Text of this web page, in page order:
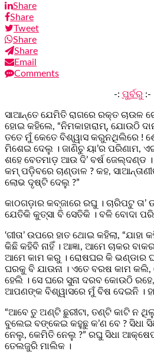
Share
Share
Tweet
Share
Share
Email
Comments
-: ପୁର୍ବରୁ:-
ସାଆନ୍ତେ ଯେମିତି ରାଗରେ ରକ୍ତ ଚାଉଳ
ହୋଇ କହିଲେ, “ନିମକାହାରାମ୍, ଯୋଉଠି
ତତେ ମୁଁ କେତେ ବିଶ୍ୱାସ କରୁନଥିଲିରେ !
ମିଶେଇ ଦେଲୁ । ଜାଣିଚୁ ୟା’ର ପରିଣାମ,
ଶହେ ବେତମାଡ଼ ଆଉ ଦି’ ବର୍ଷ ଜେଲ୍‌ଦଣ୍ଡ ।
କମ୍ ପଡ଼ିବରେ ଚାଣ୍ଡାଳ ? କହ,
ଲୋଭ ଦୃଷ୍ଟି ଦେଲୁ ?”
କାଠଗଡ଼ାର କବ୍ଜାରେ ରଘୁ । ଚାରିପଟୁ
ଯେତିକି କୁତ୍ସା ବି ସେତିକି । ବଳି ବୋଦା ପରି
‘ଗୀତା’ ଉପରେ ହାତ ଥୋଇ କହିଲା,
କିଛି କହିବି ନାହିଁ । ଆଜ୍ଞା, ଆମେ ଚାକର ବାକର
ଆମେ କାମ କରୁ । ରୋଷଘର କି ଭଣ୍ଡାର
ଘରକୁ ବି ଯାଉନା । ଏତେ ବରଷ କାମ
ହେଲି । ସେ ଘରେ ସୁନା ଦରବ କୋଉଠି
ଆପଣଙ୍କ ବିଶ୍ୱାସରେ ମୁଁ ବିଷ ଦେଇନି ।
“ଆବେ ତୁ ଅଣ୍ଟି ଛୁରୀଟା, ତଣ୍ଟି କାଟି ନ
ବୁଲେଇ ବଙ୍କେଇ କହୁଛୁ କ’ଣ ବେ ? ସିଧା
ନେଲୁ, କେମିତି ନେଲୁ ?” ରଘୁ ସିଧା
ତେଲଜୁରି ମାଲିକ ।